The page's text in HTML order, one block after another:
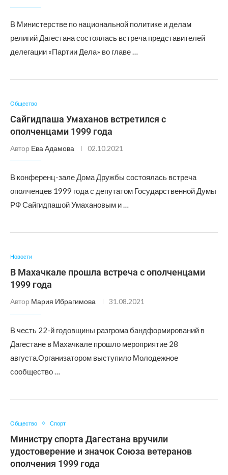
В Министерстве по национальной политике и делам
религий Дагестана состоялась встреча представителей
делегации «Партии Дела» во главе …
Общество
Сайгидпаша Умаханов встретился с
ополченцами 1999 года
Автор Ева Адамова 02.10.2021
В конференц-зале Дома Дружбы состоялась встреча
ополченцев 1999 года с депутатом Государственной Думы
РФ Сайгидпашой Умахановым и …
Новости
В Махачкале прошла встреча с ополченцами
1999 года
Автор Мария Ибрагимова 31.08.2021
В честь 22-й годовщины разгрома бандформирований в
Дагестане в Махачкале прошло мероприятие 28
августа.Организатором выступило Молодежное
сообщество …
Общество Спорт
Министру спорта Дагестана вручили
удостоверение и значок Союза ветеранов
ополчения 1999 года